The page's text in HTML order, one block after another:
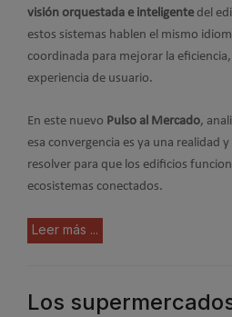
visión orquestada e inteligentedel
estos sistemas hablen el mismo
coordinada para mejorar la
experiencia de usuario.
En este nuevo Pulso al Mercado,
esa convergencia es ya una realidad
resolver para que los edificios
ecosistemas conectados.
Leer más ...
Los